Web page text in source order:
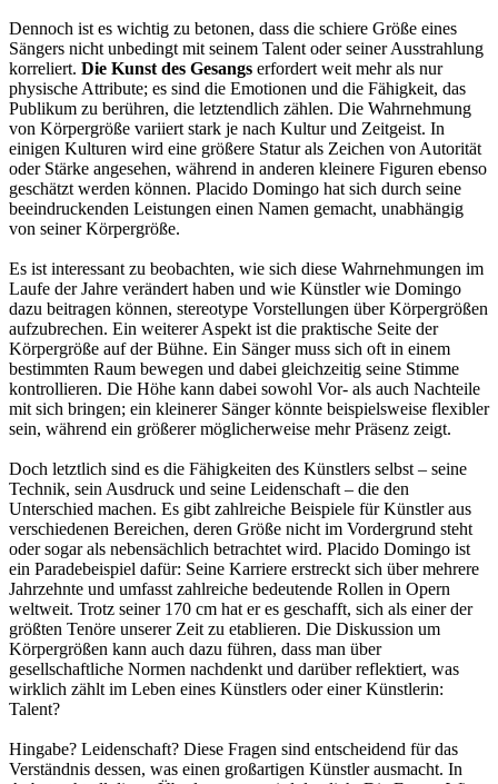
Dennoch ist es wichtig zu betonen, dass die schiere Größe eines
Sängers nicht unbedingt mit seinem Talent oder seiner Ausstrahlung
korreliert. Die Kunst des Gesangs erfordert weit mehr als nur
physische Attribute; es sind die Emotionen und die Fähigkeit, das
Publikum zu berühren, die letztendlich zählen. Die Wahrnehmung
von Körpergröße variiert stark je nach Kultur und Zeitgeist. In
einigen Kulturen wird eine größere Statur als Zeichen von Autorität
oder Stärke angesehen, während in anderen kleinere Figuren ebenso
geschätzt werden können. Placido Domingo hat sich durch seine
beeindruckenden Leistungen einen Namen gemacht, unabhängig
von seiner Körpergröße.
Es ist interessant zu beobachten, wie sich diese Wahrnehmungen im
Laufe der Jahre verändert haben und wie Künstler wie Domingo
dazu beitragen können, stereotype Vorstellungen über Körpergrößen
aufzubrechen. Ein weiterer Aspekt ist die praktische Seite der
Körpergröße auf der Bühne. Ein Sänger muss sich oft in einem
bestimmten Raum bewegen und dabei gleichzeitig seine Stimme
kontrollieren. Die Höhe kann dabei sowohl Vor- als auch Nachteile
mit sich bringen; ein kleinerer Sänger könnte beispielsweise flexibler
sein, während ein größerer möglicherweise mehr Präsenz zeigt.
Doch letztlich sind es die Fähigkeiten des Künstlers selbst – seine
Technik, sein Ausdruck und seine Leidenschaft – die den
Unterschied machen. Es gibt zahlreiche Beispiele für Künstler aus
verschiedenen Bereichen, deren Größe nicht im Vordergrund steht
oder sogar als nebensächlich betrachtet wird. Placido Domingo ist
ein Paradebeispiel dafür: Seine Karriere erstreckt sich über mehrere
Jahrzehnte und umfasst zahlreiche bedeutende Rollen in Opern
weltweit. Trotz seiner 170 cm hat er es geschafft, sich als einer der
größten Tenöre unserer Zeit zu etablieren. Die Diskussion um
Körpergrößen kann auch dazu führen, dass man über
gesellschaftliche Normen nachdenkt und darüber reflektiert, was
wirklich zählt im Leben eines Künstlers oder einer Künstlerin:
Talent?
Hingabe? Leidenschaft? Diese Fragen sind entscheidend für das
Verständnis dessen, was einen großartigen Künstler ausmacht. In